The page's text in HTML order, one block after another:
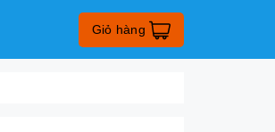
Giỏ hàng